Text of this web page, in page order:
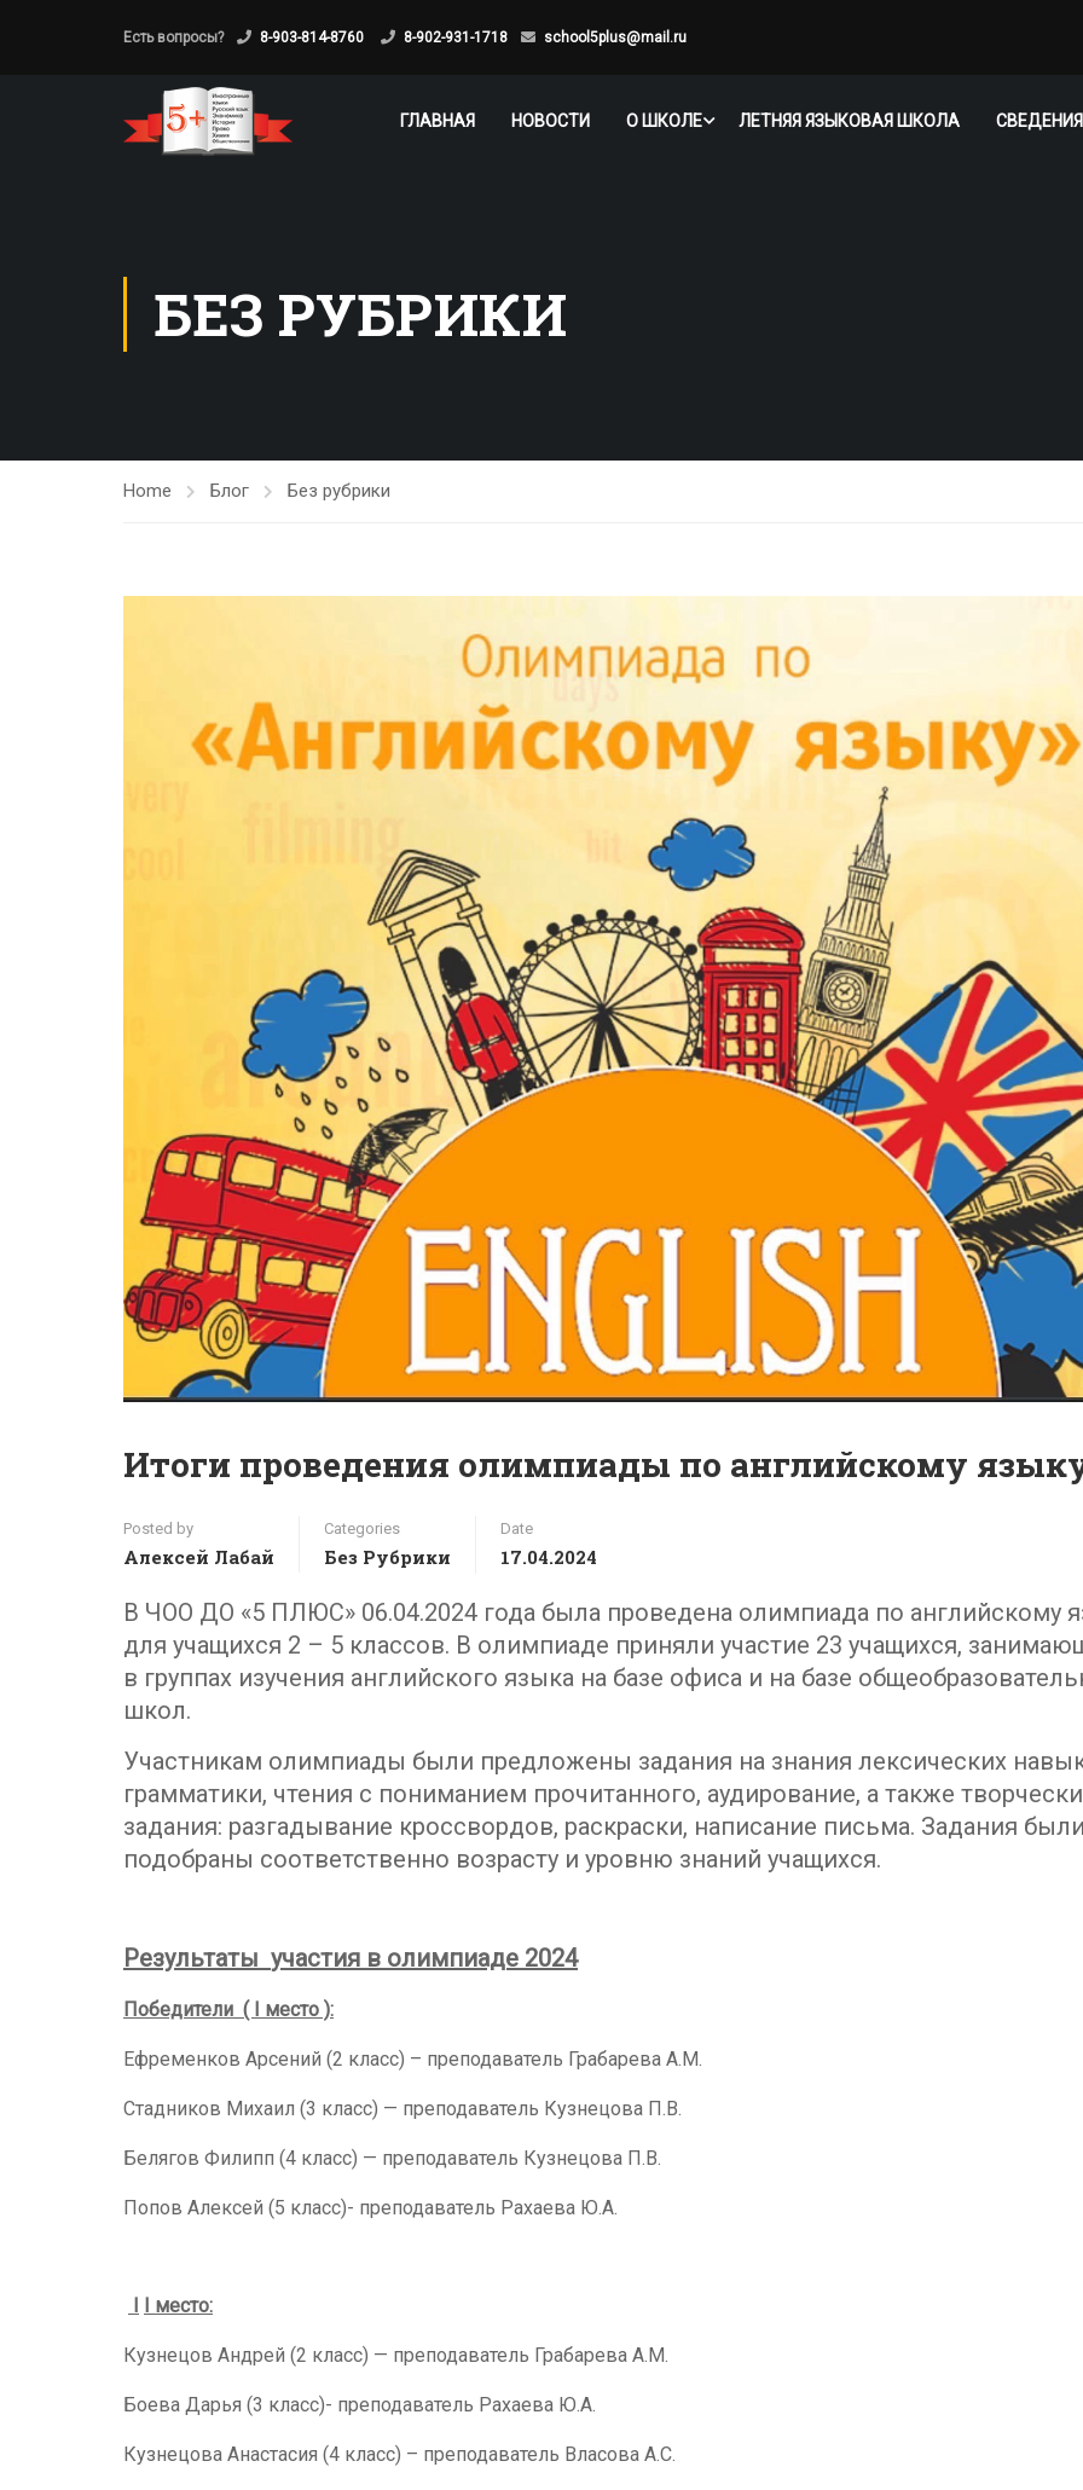
Есть вопросы? 8-903-814-8760 8-902-931-1718 school5plus@mail.ru
ГЛАВНАЯ НОВОСТИ О ШКОЛЕ ЛЕТНЯЯ ЯЗЫКОВАЯ ШКОЛА
БЕЗ РУБРИКИ
Home Блог Без рубрики
Итоги проведения олимпиады по английскому
Posted by
Алексей Лабай
Categories
Без Рубрики
Date
17.04.2024
В ЧОО ДО «5 ПЛЮС» 06.04.2024 года была проведена олимпиада по английскому
для учащихся 2 – 5 классов. В олимпиаде приняли участие 23 учащихся,
в группах изучения английского языка на базе офиса и на базе
школ.
Участникам олимпиады были предложены задания на знания лексических
грамматики, чтения с пониманием прочитанного, аудирование, а также
задания: разгадывание кроссвордов, раскраски, написание письма. Задания были
подобраны соответственно возрасту и уровню знаний учащихся.
Результаты участия в олимпиаде 2024
Победители ( I место ):
Ефременков Арсений (2 класс) – преподаватель Грабарева А.М.
Стадников Михаил (3 класс) — преподаватель Кузнецова П.В.
Белягов Филипп (4 класс) — преподаватель Кузнецова П.В.
Попов Алексей (5 класс)- преподаватель Рахаева Ю.А.
I I место:
Кузнецов Андрей (2 класс) — преподаватель Грабарева А.М.
Боева Дарья (3 класс)- преподаватель Рахаева Ю.А.
Кузнецова Анастасия (4 класс) – преподаватель Власова А.С.